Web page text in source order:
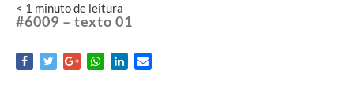
< 1 minutode leitura
#6009 – texto 01